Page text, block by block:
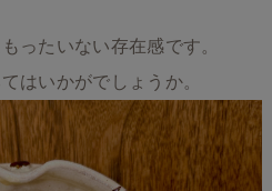
ったいない存在感です。
はいかがでしょうか。